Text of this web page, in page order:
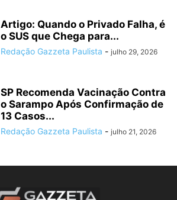
Artigo: Quando o Privado Falha, é
o SUS que Chega para...
Redação Gazzeta Paulista - julho 29, 2026
SP Recomenda Vacinação Contra
o Sarampo Após Confirmação de
13 Casos...
Redação Gazzeta Paulista - julho 21, 2026